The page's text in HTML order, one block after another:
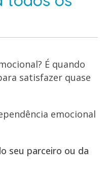
É quando
satisfazer quase
emocional
seu parceiro ou da